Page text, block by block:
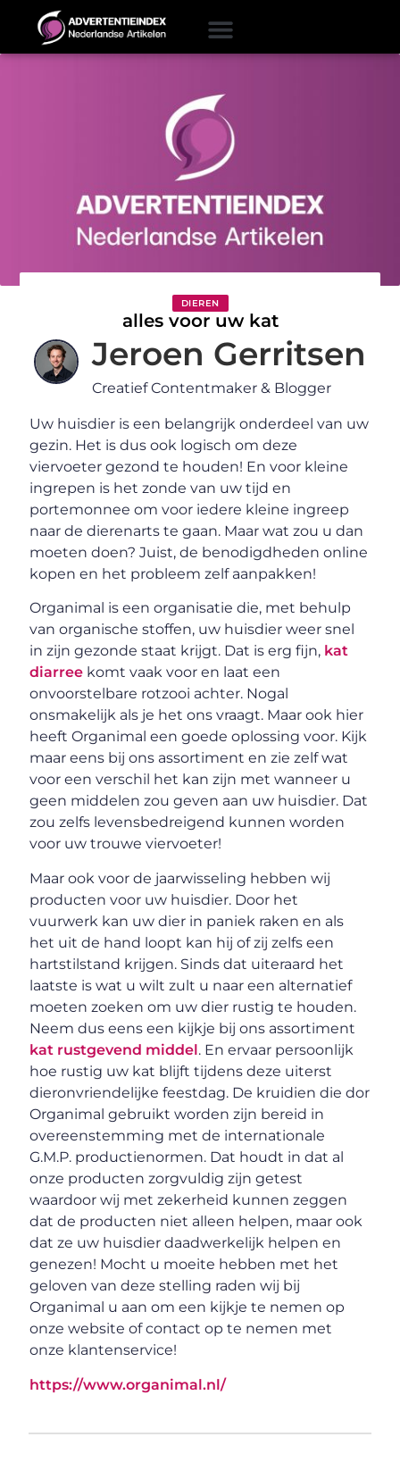
DIEREN
alles voor uw kat
Jeroen Gerritsen
Creatief Contentmaker & Blogger
Uw huisdier is een belangrijk onderdeel van uw
gezin. Het is dus ook logisch om deze
viervoeter gezond te houden! En voor kleine
ingrepen is het zonde van uw tijd en
portemonnee om voor iedere kleine ingreep
naar de dierenarts te gaan. Maar wat zou u dan
moeten doen? Juist, de benodigdheden online
kopen en het probleem zelf aanpakken!
Organimal is een organisatie die, met behulp
van organische stoffen, uw huisdier weer snel
in zijn gezonde staat krijgt. Dat is erg fijn, kat
diarree komt vaak voor en laat een
onvoorstelbare rotzooi achter. Nogal
onsmakelijk als je het ons vraagt. Maar ook hier
heeft Organimal een goede oplossing voor. Kijk
maar eens bij ons assortiment en zie zelf wat
voor een verschil het kan zijn met wanneer u
geen middelen zou geven aan uw huisdier. Dat
zou zelfs levensbedreigend kunnen worden
voor uw trouwe viervoeter!
Maar ook voor de jaarwisseling hebben wij
producten voor uw huisdier. Door het
vuurwerk kan uw dier in paniek raken en als
het uit de hand loopt kan hij of zij zelfs een
hartstilstand krijgen. Sinds dat uiteraard het
laatste is wat u wilt zult u naar een alternatief
moeten zoeken om uw dier rustig te houden.
Neem dus eens een kijkje bij ons assortiment
kat rustgevend middel. En ervaar persoonlijk
hoe rustig uw kat blijft tijdens deze uiterst
dieronvriendelijke feestdag. De kruidien die dor
Organimal gebruikt worden zijn bereid in
overeenstemming met de internationale
G.M.P. productienormen. Dat houdt in dat al
onze producten zorgvuldig zijn getest
waardoor wij met zekerheid kunnen zeggen
dat de producten niet alleen helpen, maar ook
dat ze uw huisdier daadwerkelijk helpen en
genezen! Mocht u moeite hebben met het
geloven van deze stelling raden wij bij
Organimal u aan om een kijkje te nemen op
onze website of contact op te nemen met
onze klantenservice!
https://www.organimal.nl/